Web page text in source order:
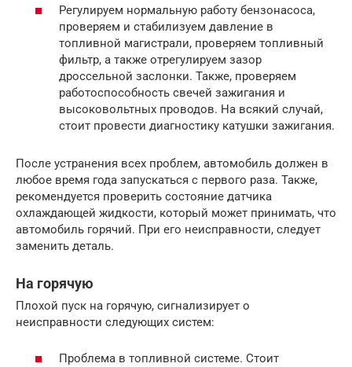
Регулируем нормальную работу бензонасоса,
проверяем и стабилизуем давление в
топливной магистрали, проверяем топливный
фильтр, а также отрегулируем зазор
дроссельной заслонки. Также, проверяем
работоспособность свечей зажигания и
высоковольтных проводов. На всякий случай,
стоит провести диагностику катушки зажигания.
После устранения всех проблем, автомобиль должен в
любое время года запускаться с первого раза. Также,
рекомендуется проверить состояние датчика
охлаждающей жидкости, который может принимать, что
автомобиль горячий. При его неисправности, следует
заменить деталь.
На горячую
Плохой пуск на горячую, сигнализирует о
неисправности следующих систем:
Проблема в топливной системе. Стоит